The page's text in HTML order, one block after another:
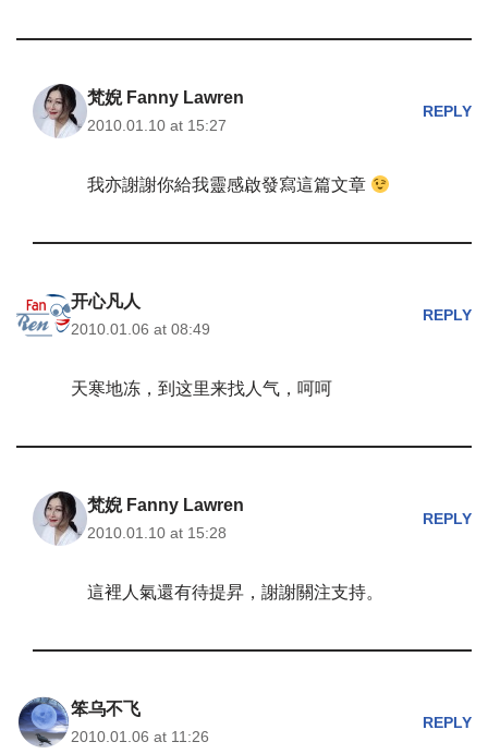
梵婗 Fanny Lawren
2010.01.10 at 15:27
REPLY
我亦謝謝你給我靈感啟發寫這篇文章
开心凡人
2010.01.06 at 08:49
REPLY
天寒地冻，到这里来找人气，呵呵
梵婗 Fanny Lawren
2010.01.10 at 15:28
REPLY
這裡人氣還有待提昇，謝謝關注支持。
笨乌不飞
2010.01.06 at 11:26
REPLY